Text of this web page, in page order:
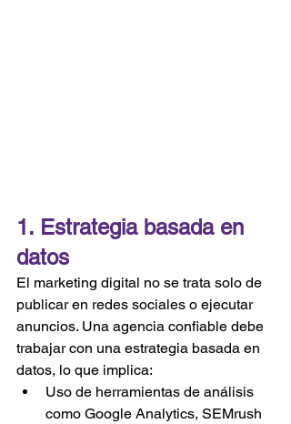
1. Estrategia basada en
datos
El marketing digital no se trata solo de
publicar en redes sociales o ejecutar
anuncios. Una agencia confiable debe
trabajar con una estrategia basada en
datos, lo que implica:
Uso de herramientas de análisis
como Google Analytics, SEMrush